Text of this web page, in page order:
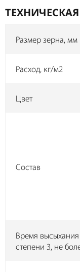
Размер зерна, мм
Расход, кг/м2
Цвет
Состав
Время
степени 3, не